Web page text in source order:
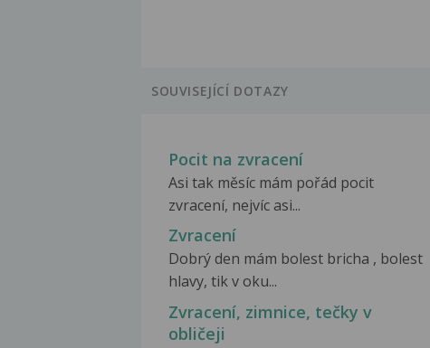
SOUVISEJÍCÍ DOTAZY
Pocit na zvracení
Asi tak měsíc mám pořád pocit
zvracení, nejvíc asi...
Zvracení
Dobrý den mám bolest bricha , bolest
hlavy, tik v oku...
Zvracení, zimnice, tečky v
obličeji